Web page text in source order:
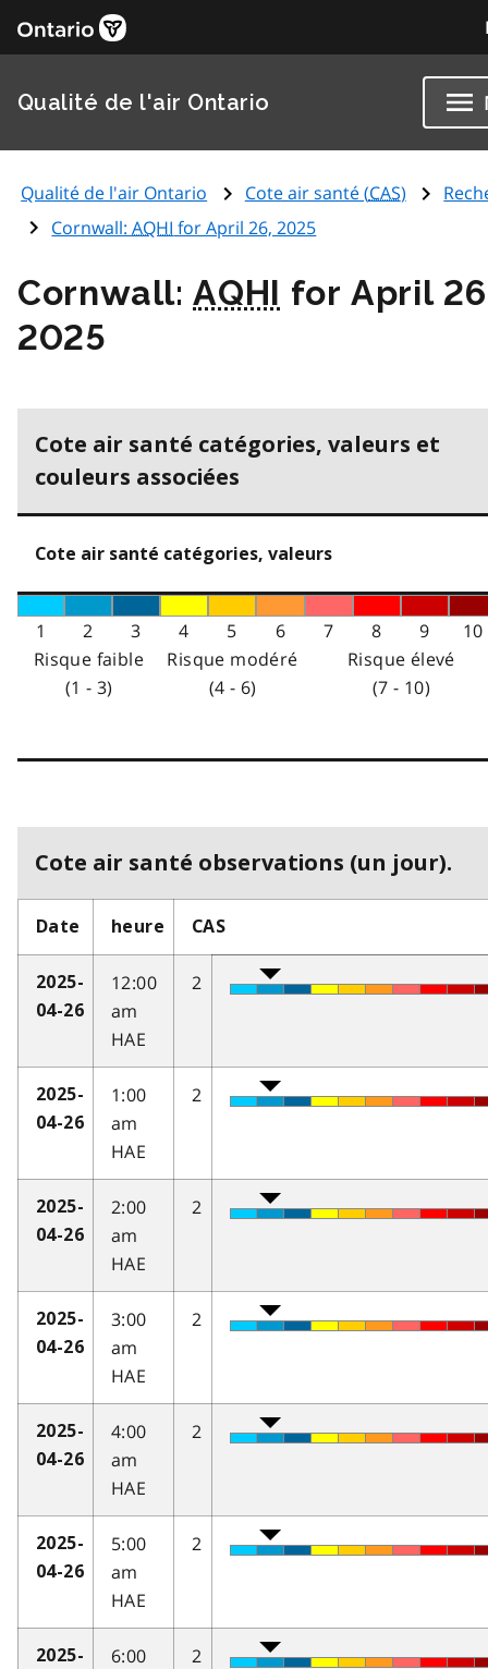
Qualité de l'air Ontario
Qualité de l'air Ontario Cote air santé (CAS)
Cornwall:AQHI for April 26, 2025
Cornwall:AQHI for April
2025
Cote air santé catégories, valeurs et
couleurs associées
Cote air santé catégories, valeurs
1 2 3 4 5 6 7 8 9
10
Risque faible
(1 - 3)
Risque modéré
(4 - 6)
Risque élevé
(7 - 10)
Cote air santé observations (un jour).
Date heure CAS
2025-
04-26
12:00
am
HAE
2
2025-
04-26
1:00
am
HAE
2
2025-
04-26
2:00
am
HAE
2
2025-
04-26
3:00
am
HAE
2
2025-
04-26
4:00
am
HAE
2
2025-
04-26
5:00
am
HAE
2
2025-
6:00
2